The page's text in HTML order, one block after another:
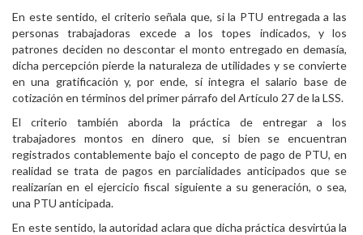
En este sentido, el criterio señala que, si la PTU entregada a las
personas trabajadoras excede a los topes indicados, y los
patrones deciden no descontar el monto entregado en demasía,
dicha percepción pierde la naturaleza de utilidades y se convierte
en una gratificación y, por ende, sí integra el salario base de
cotización en términos del primer párrafo del Artículo 27 de la LSS.
El criterio también aborda la práctica de entregar a los
trabajadores montos en dinero que, si bien se encuentran
registrados contablemente bajo el concepto de pago de PTU, en
realidad se trata de pagos en parcialidades anticipados que se
realizarían en el ejercicio fiscal siguiente a su generación, o sea,
una PTU anticipada.
En este sentido, la autoridad aclara que dicha práctica desvirtúa la